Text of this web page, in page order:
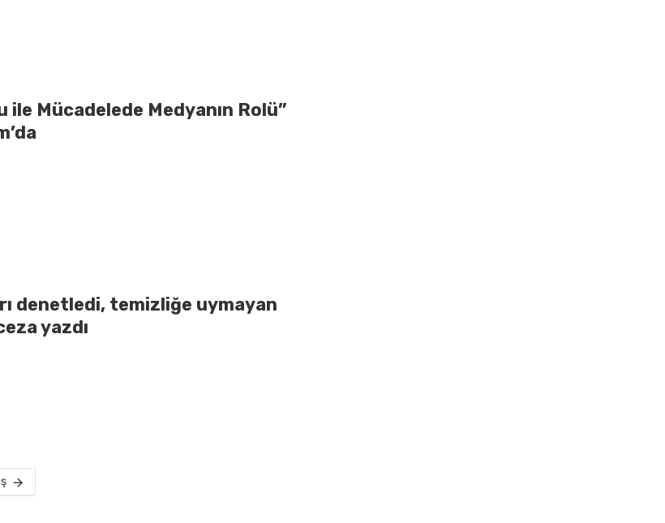
ile Mücadelede Medyanın Rolü”
denetledi, temizliğe uymayan
yazdı